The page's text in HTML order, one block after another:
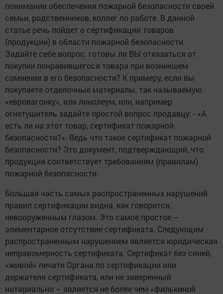
понимании обеспечения пожарной безопасности своей
семьи, родственников, коллег по работе. В данной
статье речь пойдет о сертификации товаров
(продукции) в области пожарной безопасности.
Задайте себе вопрос: готовы ли ВЫ отказаться от
покупки понравившегося товара при возникшем
сомнении в его безопасности? К примеру, если вы
покупаете отделочные материалы, так называемую
«евровагонку», или линолеум, или, например
огнетушитель задайте простой вопрос продавцу: - «А
есть ли на этот товар, сертификат пожарной
безопасности?». Ведь что такое сертификат пожарной
безопасности? Это документ, подтверждающий, что
продукция соответствует требованиям (правилам)
пожарной безопасности.
Большая часть самых распространенных нарушений
правил сертификации видна, как говорится,
невооруженным глазом. Это самое простое –
элементарное отсутствие сертификата. Следующим
распространенным нарушением является юридическая
неправомерность сертификата. Сертификат без синей,
«живой» печати Органа по сертификации или
держателя сертификата, или не заверенный
нотариально – является не более чем «филькиной